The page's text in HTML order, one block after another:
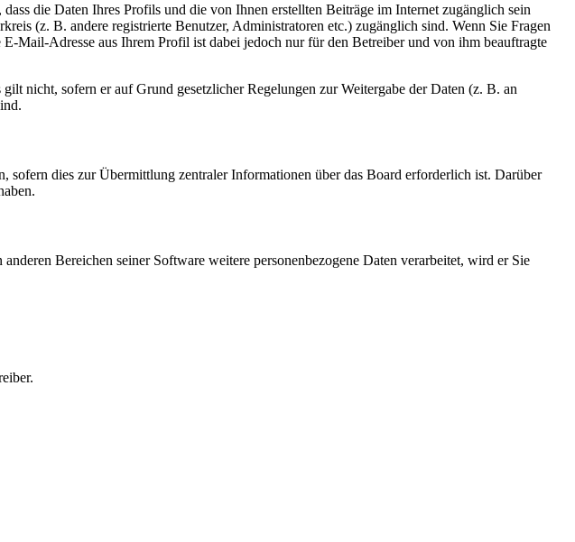
die Daten Ihres Profils und die von Ihnen erstellten Beiträge im Internet zugänglich sein
(z. B. andere registrierte Benutzer, Administratoren etc.) zugänglich sind. Wenn Sie Fragen
Mail-Adresse aus Ihrem Profil ist dabei jedoch nur für den Betreiber und von ihm beauftragte
nicht, sofern er auf Grund gesetzlicher Regelungen zur Weitergabe der Daten (z. B. an
sofern dies zur Übermittlung zentraler Informationen über das Board erforderlich ist. Darüber
Bereichen seiner Software weitere personenbezogene Daten verarbeitet, wird er Sie